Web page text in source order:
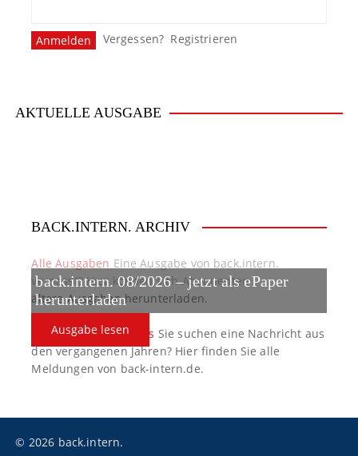
Vergessen? Registrieren
AKTUELLE AUSGABE
back.intern. 08/2026 – jetzt als ePaper
herunterladen
Ausgabe lesen
BACK.INTERN. ARCHIV
Alle Ausgaben Eine Ausgabe von back.intern.
verpasst? Hier können sich Abonnenten
ältere Ausgaben herunterladen.
back.intern. Top-News Sie suchen eine Nachricht aus
den vergangenen Jahren? Hier finden Sie alle
Meldungen von back-intern.de.
© 2026 back.intern.